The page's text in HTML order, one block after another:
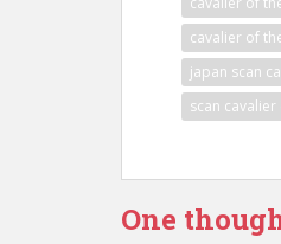
cavalier of
japan scan
scan
One